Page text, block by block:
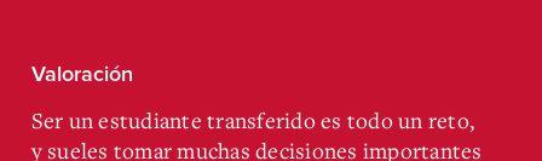
Valoración
Ser un estudiante transferido es todo un reto,
y sueles tomar muchas decisiones importantes